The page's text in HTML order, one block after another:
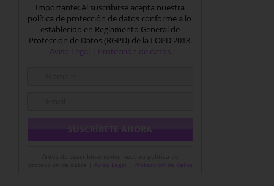
Importante: Al suscribirse acepta nuestra
política de protección de datos conforme a lo
establecido en Reglamento General de
Protección de Datos (RGPD) de la LOPD 2018.
Aviso Legal | Protección de datos
Aviso Legal Protección de datos